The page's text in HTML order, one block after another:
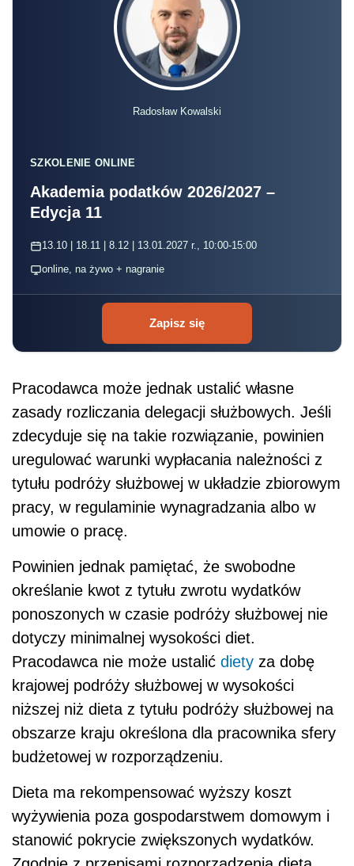
Radosław Kowalski
SZKOLENIE ONLINE
Akademia podatków 2026/2027 –
Edycja 11
13.10 | 18.11 | 8.12 | 13.01.2027 r., 10:00-15:00
online, na żywo + nagranie
Zapisz się
Pracodawca może jednak ustalić własne
zasady rozliczania delegacji służbowych. Jeśli
zdecyduje się na takie rozwiązanie, powinien
uregulować warunki wypłacania należności z
tytułu podróży służbowej w układzie zbiorowym
pracy, w regulaminie wynagradzania albo w
umowie o pracę.
Powinien jednak pamiętać, że swobodne
określanie kwot z tytułu zwrotu wydatków
ponoszonych w czasie podróży służbowej nie
dotyczy minimalnej wysokości diet.
Pracodawca nie może ustalić diety za dobę
krajowej podróży służbowej w wysokości
niższej niż dieta z tytułu podróży służbowej na
obszarze kraju określona dla pracownika sfery
budżetowej w rozporządzeniu.
Dieta ma rekompensować wyższy koszt
wyżywienia poza gospodarstwem domowym i
stanowić pokrycie zwiększonych wydatków.